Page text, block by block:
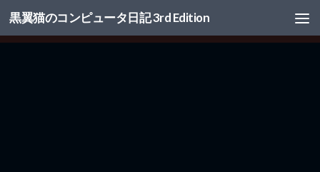
コンテンツへスキップ
黒翼猫のコンピュータ日記 3rd Edition